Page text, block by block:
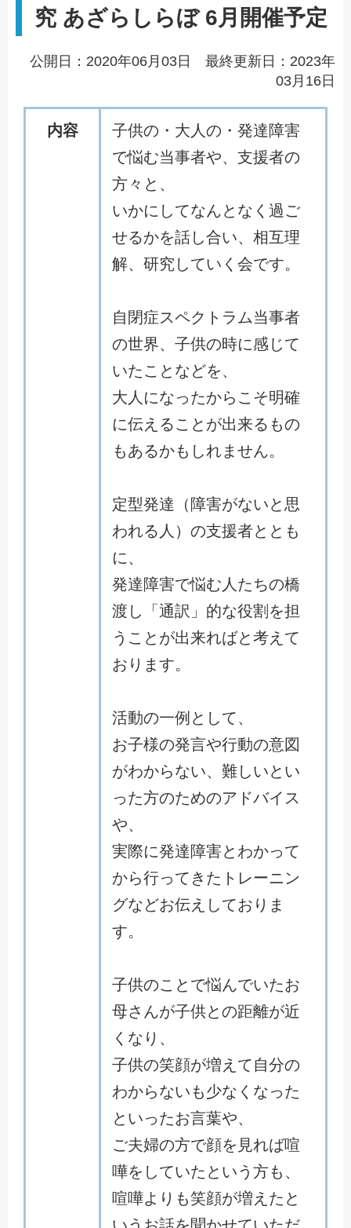
究 あざらしらぼ 6月開催予定
公開日：2020年06月03日 最終更新日：2023年
03月16日
内容
子供の・大人の・発達障害
で悩む当事者や、支援者の
方々と、
いかにしてなんとなく過ご
せるかを話し合い、相互理
解、研究していく会です。
自閉症スペクトラム当事者
の世界、子供の時に感じて
いたことなどを、
大人になったからこそ明確
に伝えることが出来るもの
もあるかもしれません。
定型発達（障害がないと思
われる人）の支援者ととも
に、
発達障害で悩む人たちの橋
渡し「通訳」的な役割を担
うことが出来ればと考えて
おります。
活動の一例として、
お子様の発言や行動の意図
がわからない、難しいとい
った方のためのアドバイス
や、
実際に発達障害とわかって
から行ってきたトレーニン
グなどお伝えしておりま
す。
子供のことで悩んでいたお
母さんが子供との距離が近
くなり、
子供の笑顔が増えて自分の
わからないも少なくなった
といったお言葉や、
ご夫婦の方で顔を見れば喧
嘩をしていたという方も、
喧嘩よりも笑顔が増えたと